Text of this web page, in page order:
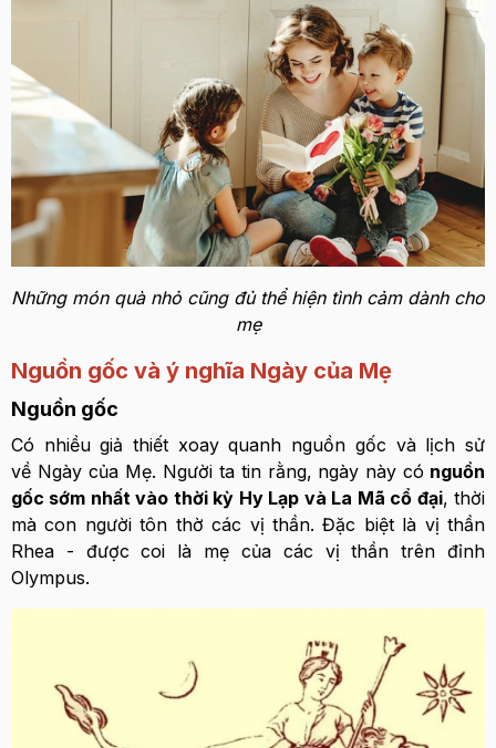
Những món quà nhỏ cũng đủ thể hiện tình cảm dành cho
mẹ
Nguồn gốc và ý nghĩa Ngày của Mẹ
Nguồn gốc
Có nhiều giả thiết xoay quanh nguồn gốc và lịch sử
về Ngày của Mẹ. Người ta tin rằng, ngày này có nguồn
gốc sớm nhất vào thời kỳ Hy Lạp và La Mã cổ đại, thời
mà con người tôn thờ các vị thần. Đặc biệt là vị thần
Rhea - được coi là mẹ của các vị thần trên đỉnh
Olympus.